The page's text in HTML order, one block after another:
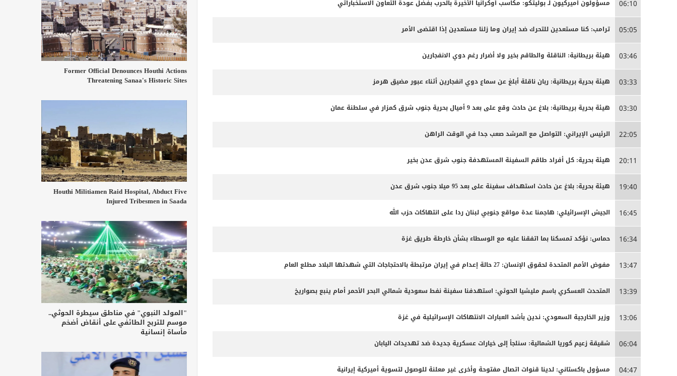
06:10 مسؤولون أميركيون لـ بوليتكو: مكاسب أوكرانيا الأخيرة بالحرب بفضل عودة التعاون الاستخباراتي
05:05 ترامب: كنا مستعدين للتحرك ضد إيران وما زلنا مستعدين إذا اقتضى الأمر
03:46 هيئة بريطانية: الناقلة والطاقم بخير ولا أضرار رغم دوي الانفجارين
03:33 هيئة بحرية بريطانية: ربان ناقلة أبلغ عن سماع دوي انفجارين أثناء عبور مضيق هرمز
03:30 هيئة بحرية بريطانية: بلاغ عن حادث وقع على بعد 9 أميال بحرية جنوب شرق كمزار في سلطنة عمان
22:05 الرئيس الإيراني: التواصل مع المرشد صعب جدا في الوقت الراهن
20:11 هيئة بحرية: كل أفراد طاقم السفينة المستهدفة جنوب شرق عدن بخير
19:40 هيئة بحرية: بلاغ عن حادث استهداف سفينة على بعد 95 ميلا جنوب شرق عدن
16:45 الجيش الإسرائيلي: هاجمنا عدة مواقع جنوبي لبنان ردا على انتهاكات حزب الله
16:34 حماس: نؤكد تمسكنا بما اتفقنا عليه مع الوسطاء بشأن خارطة طريق غزة
13:47 مفوض الأمم المتحدة لحقوق الإنسان: 27 حالة إعدام في إيران مرتبطة بالاحتجاجات التي شهدتها البلاد مطلع العام
13:39 المتحدث العسكري باسم مليشيا الحوثي: استهدفنا سفينة نفط سعودية شمالي البحر الأحمر أمام ينبع بصواريخ
13:06 وزير الخارجية السعودي: ندين بأشد العبارات الانتهاكات الإسرائيلية في غزة
06:04 شقيقة زعيم كوريا الشمالية: سنلجأ إلى خيارات عسكرية جديدة ضد تهديدات اليابان
04:47 مسؤول باكستاني: لدينا قنوات اتصال مفتوحة وأخرى غير معلنة للوصول لتسوية أميركية إيرانية
Former Official Denounces Houthi Actions
Threatening Sanaa's Historic Sites
Houthi Militiamen Raid Hospital, Abduct Five
Injured Tribesmen in Saada
"المولد النبوي" في مناطق سيطرة الحوثي..
موسم للتربح الطائفي على أنقاض أضخم
مأساة إنسانية